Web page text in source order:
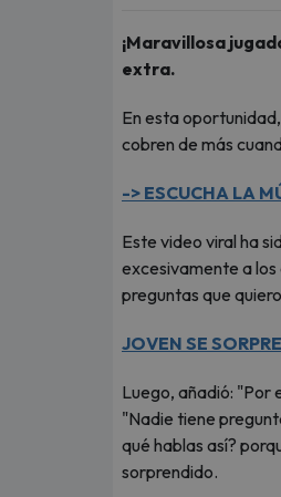
¡Maravillosa
extra.
En esta
cobren de más
-> ESCUCHA LA
Este video viral ha
excesivamente a los
preguntas que
JOVEN SE
Luego, añadió: "Por
"Nadie tiene
qué hablas así?
sorprendido.